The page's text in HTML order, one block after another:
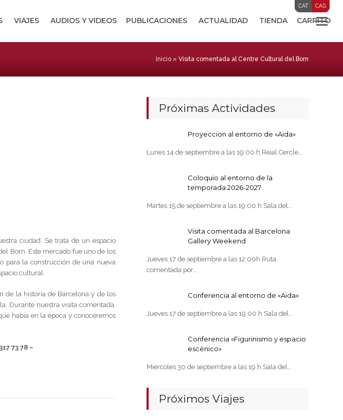
CAT CAS
VIAJES AUDIOS Y VIDEOS PUBLICACIONES ACTUALIDAD TIENDA CARRITO
Inicio» Visita comentada al Centre Cultural del Born
ciudad. Se trata de un espacio
Born. Este mercado fue uno de los
para la construcción de una nueva
cultural.
de la historia de Barcelona y de los
Durante nuestra visita comentada,
había en la época y conoceremos
73 78 –
Próximas Actividades
Proyeccion al entorno de «Aida»
Lunes 14 de septiembre a las 19:00 h Reial Cercle…
Coloquio al entorno de la
temporada 2026-2027
Martes 15 de septiembre a las 19:00 h Sala del…
Visita comentada al Barcelona
Gallery Weekend
Jueves 17 de septiembre a las 12:00h Ruta
comentada por…
Conferencia al entorno de «Aida»
Jueves 17 de septiembre a las 19:00 h Sala del…
Conferencia «Figurinismo y espacio
escénico»
Miércoles 30 de septiembre a las 19 h Sala del…
Próximos Viajes